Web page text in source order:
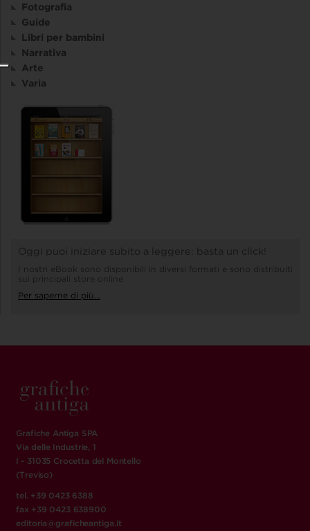
Fotografia
Guide
Libri per bambini
Narrativa
Arte
Varia
Oggi puoi iniziare subito a leggere: basta un click!
I nostri eBook sono disponibili in diversi formati e sono distribuiti
sui principali store online
Per saperne di più...
Grafiche Antiga SPA
Via delle Industrie, 1
I - 31035 Crocetta del Montello
(Treviso)
tel. +39 0423 6388
fax +39 0423 638900
editoria@graficheantiga.it